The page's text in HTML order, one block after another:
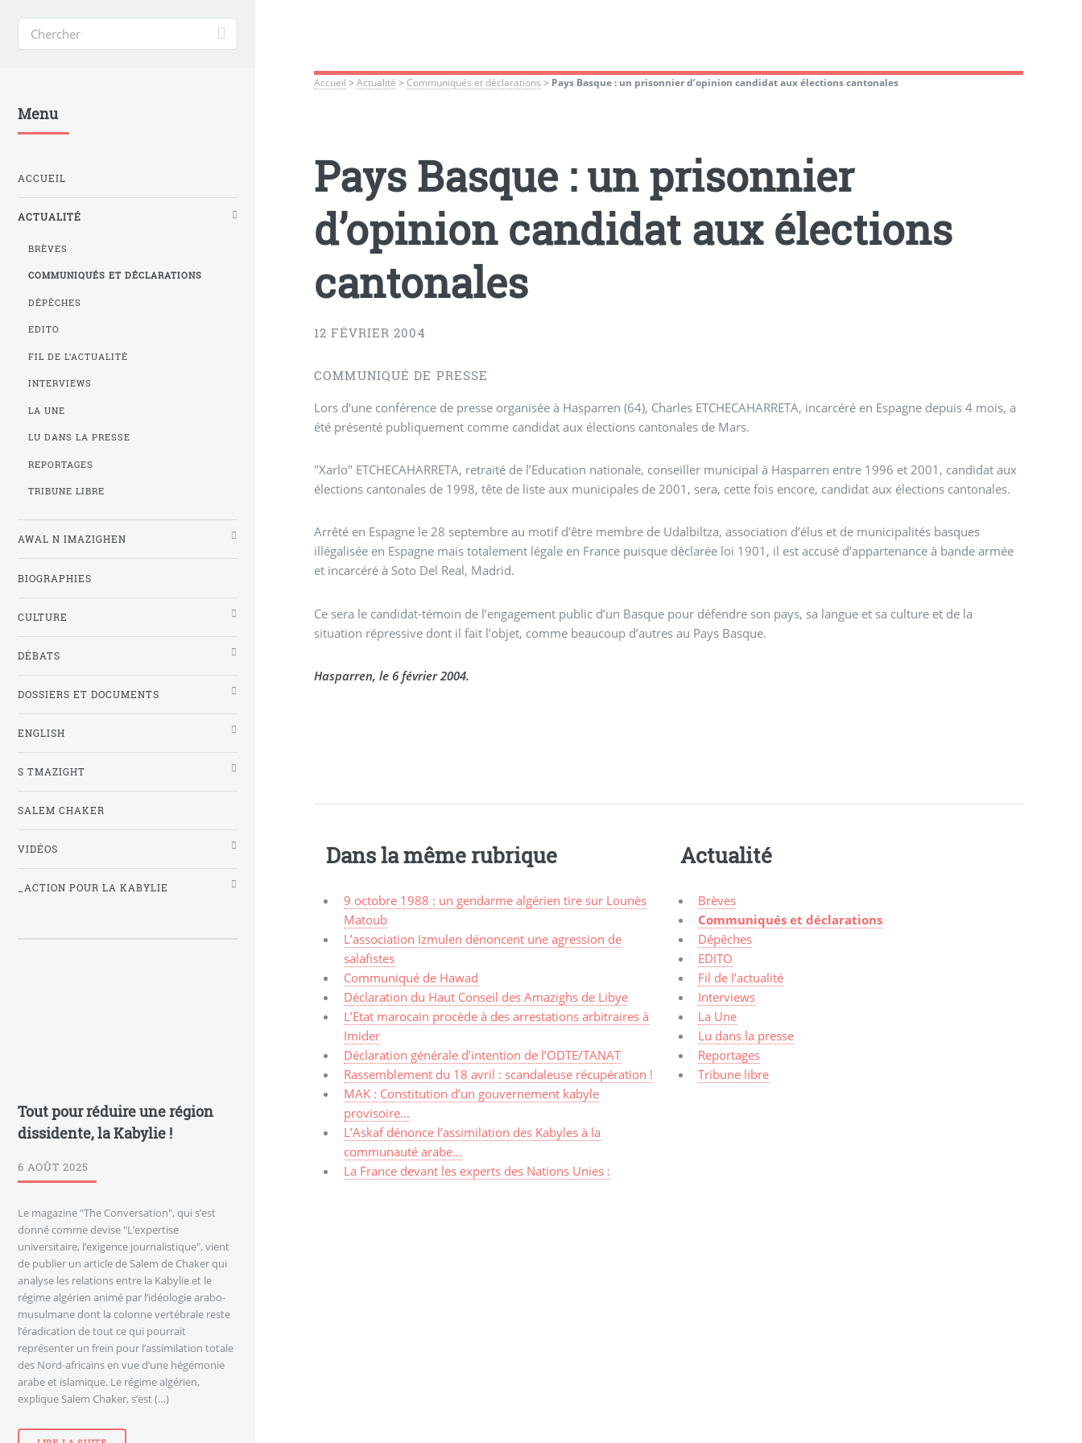
Accueil >Actualité >Communiqués et déclarations > Pays Basque : un prisonnier d’opinion candidat aux élections cantonales
Pays Basque : un prisonnier
d’opinion candidat aux élections
cantonales
12 FÉVRIER 2004
COMMUNIQUÉ DE PRESSE
Lors d’une conférence de presse organisée à Hasparren (64), Charles ETCHECAHARRETA, incarcéré en Espagne depuis 4 mois, a
été présenté publiquement comme candidat aux élections cantonales de Mars.
"Xarlo" ETCHECAHARRETA, retraité de l’Education nationale, conseiller municipal à Hasparren entre 1996 et 2001, candidat aux
élections cantonales de 1998, tête de liste aux municipales de 2001, sera, cette fois encore, candidat aux élections cantonales.
Arrêté en Espagne le 28 septembre au motif d’être membre de Udalbiltza, association d’élus et de municipalités basques
illégalisée en Espagne mais totalement légale en France puisque déclarée loi 1901, il est accusé d’appartenance à bande armée
et incarcéré à Soto Del Real, Madrid.
Ce sera le candidat-témoin de l’engagement public d’un Basque pour défendre son pays, sa langue et sa culture et de la
situation répressive dont il fait l’objet, comme beaucoup d’autres au Pays Basque.
Hasparren, le 6 février 2004.
Dans la même rubrique
9 octobre 1988 : un gendarme algérien tire sur Lounès
Matoub
L’association Izmulen dénoncent une agression de
salafistes
Communiqué de Hawad
Déclaration du Haut Conseil des Amazighs de Libye
L’Etat marocain procède à des arrestations arbitraires à
Imider
Déclaration générale d’intention de l’ODTE/TANAT
Rassemblement du 18 avril : scandaleuse récupération !
MAK : Constitution d’un gouvernement kabyle
provisoire...
L’Askaf dénonce l’assimilation des Kabyles à la
communauté arabe...
La France devant les experts des Nations Unies :
Actualité
Brèves
Communiqués et déclarations
Dépêches
EDITO
Fil de l’actualité
Interviews
La Une
Lu dans la presse
Reportages
Tribune libre
Menu
ACCUEIL
ACTUALITÉ
BRÈVES
COMMUNIQUÉS ET DÉCLARATIONS
DÉPÊCHES
EDITO
FIL DE L’ACTUALITÉ
INTERVIEWS
LA UNE
LU DANS LA PRESSE
REPORTAGES
TRIBUNE LIBRE
AWAL N IMAZIGHEN
BIOGRAPHIES
CULTURE
DÉBATS
DOSSIERS ET DOCUMENTS
ENGLISH
S TMAZIGHT
SALEM CHAKER
VIDÉOS
_ACTION POUR LA KABYLIE
Tout pour réduire une région
dissidente, la Kabylie !
6 AOÛT 2025
Le magazine "The Conversation", qui s’est
donné comme devise "L’expertise
universitaire, l’exigence journalistique", vient
de publier un article de Salem de Chaker qui
analyse les relations entre la Kabylie et le
régime algérien animé par l’idéologie arabo-
musulmane dont la colonne vertébrale reste
l’éradication de tout ce qui pourrait
représenter un frein pour l’assimilation totale
des Nord-africains en vue d’une hégémonie
arabe et islamique. Le régime algérien,
explique Salem Chaker, s’est (…)